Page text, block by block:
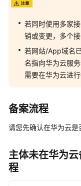
案
准
备
指
案
若同时使用多家
销或变更，多个接
若网站/App域名
名指向华为云服
需要在华为云进行
备案流程
请您先确认在华为云是
主体未在华为
程